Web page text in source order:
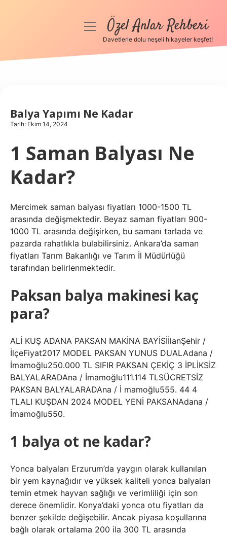
Anasayfa
Hakkımızda
menüyüÖzel Anlar Rehberi
Davetlerle dolu neşeli hikayeler keşfet!
Balya Yapımı Ne Kadar
Tarih: Ekim 14, 2024
1 Saman Balyası Ne
Kadar?
Mercimek saman balyası fiyatları 1000-1500 TL
arasında değişmektedir. Beyaz saman fiyatları 900-
1000 TL arasında değişirken, bu samanı tarlada ve
pazarda rahatlıkla bulabilirsiniz. Ankara’da saman
fiyatları Tarım Bakanlığı ve Tarım İl Müdürlüğü
tarafından belirlenmektedir.
Paksan balya makinesi kaç
para?
ALİ KUŞ ADANA PAKSAN MAKİNA BAYİSİİlanŞehir /
İlçeFiyat2017 MODEL PAKSAN YUNUS DUALAdana /
İmamoğlu250.000 TL SIFIR PAKSAN ÇEKİÇ 3 İPLİKSİZ
BALYALARADAna / İmamoğlu111.114 TLSÜCRETSİZ
PAKSAN BALYALARADAna / İ mamoğlu555. 44 4
TLALI KUŞDAN 2024 MODEL YENİ PAKSANAdana /
İmamoğlu550.
1 balya ot ne kadar?
Yonca balyaları Erzurum’da yaygın olarak kullanılan
bir yem kaynağıdır ve yüksek kaliteli yonca balyaları
temin etmek hayvan sağlığı ve verimliliği için son
derece önemlidir. Konya’daki yonca otu fiyatları da
benzer şekilde değişebilir. Ancak piyasa koşullarına
bağlı olarak ortalama 200 ila 300 TL arasında